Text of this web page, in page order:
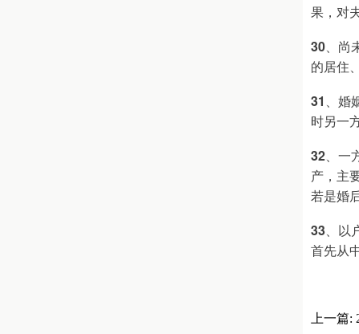
果，对
30、尚
的居住
31 、婚
时另一
32、一
产，主
若是婚
33、以
首先从
上一篇: